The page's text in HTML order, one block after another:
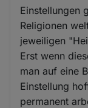
Einstellungen
Religionen
jeweiligen
Erst wenn
man auf eine
Einstellung
permanent
und
Cookies